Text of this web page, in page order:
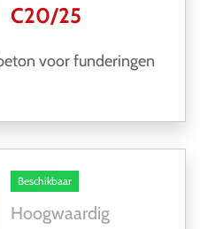
C20/25
voor funderingen
Beschikbaar
Hoogwaardig